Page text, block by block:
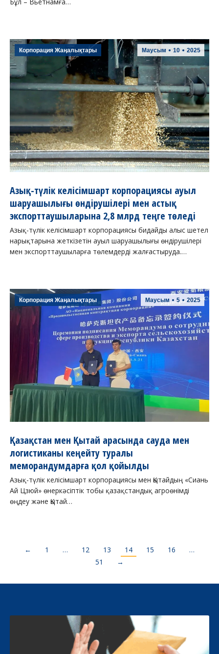
Маусым 10 2025
Корпорация Жаңалықтары
Азық-түлік келісімшарт корпорациясы ауыл
шаруашылығы өндірушілері мен астық
экспорттаушыларына 2,8 млрд теңге төледі
Азық-түлік келісімшарт корпорациясы бидайды алыс шетел
нарықтарына жеткізетін ауыл шаруашылығы өндірушілері
мен экспорттаушыларға төлемдерді жалғастыруда.…
Маусым 5 2025
Корпорация Жаңалықтары
Қазақстан мен Қытай арасында сауда мен
логистиканы кеңейту туралы
меморандумдарға қол қойылды
Азық-түлік келісімшарт корпорациясы мен Қытайдың «Сиань
Ай Цзюй» өнеркәсіптік тобы қазақстандық агроөнімді
өңдеу және Қытай…
← 1 … 12 13 14 15 16
…
51
→